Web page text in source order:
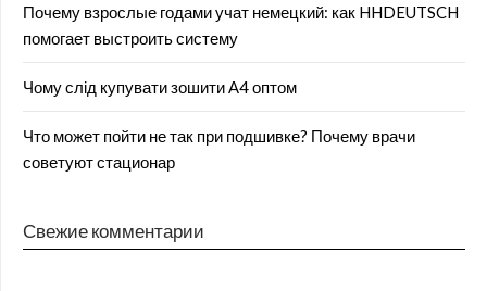
Почему взрослые годами учат немецкий: как HHDEUTSCH
помогает выстроить систему
Чому слід купувати зошити А4 оптом
Что может пойти не так при подшивке? Почему врачи
советуют стационар
Свежие комментарии